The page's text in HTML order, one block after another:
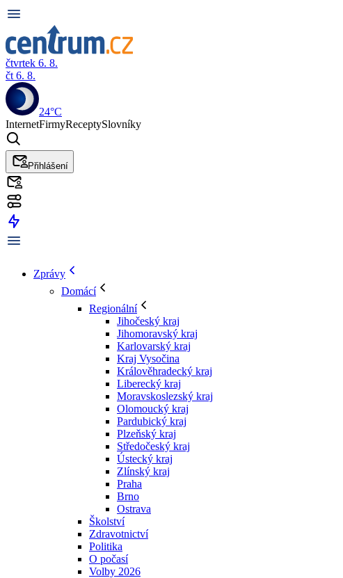
čtvrtek 6. 8.
čt 6. 8.
24°C
InternetFirmyReceptySlovníky
Přihlášení
Zprávy
Domácí
Regionální
Jihočeský kraj
Jihomoravský kraj
Karlovarský kraj
Kraj Vysočina
Králověhradecký kraj
Liberecký kraj
Moravskoslezský kraj
Olomoucký kraj
Pardubický kraj
Plzeňský kraj
Středočeský kraj
Ústecký kraj
Zlínský kraj
Praha
Brno
Ostrava
Školství
Zdravotnictví
Politika
O počasí
Volby 2026